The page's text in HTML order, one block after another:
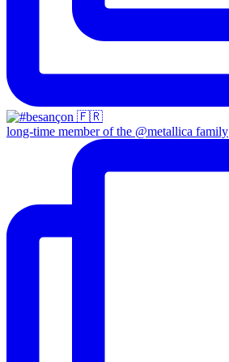
long-time member of the @metallica family